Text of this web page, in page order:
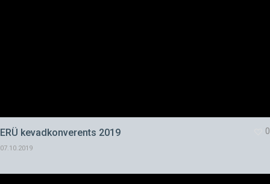
ERÜ kevadkonverents 2019
07.10.2019
0